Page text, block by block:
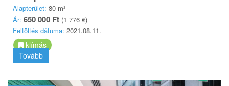
Alapterület: 80 m²
Ár: 650 000 Ft (1 776 €)
Feltöltés dátuma: 2021.08.11.
klímás
Tovább